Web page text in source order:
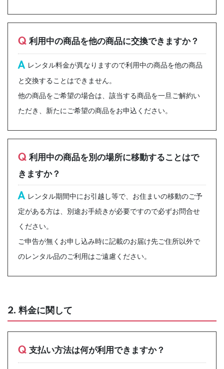
Q 利用中の商品を他の商品に交換できますか？
A レンタル料金が異なりますので利用中の商品を他の商品
と交換することはできません。
他の商品をご希望の場合は、該当する商品を一旦ご解約い
ただき、新たにご希望の商品をお申込ください。
Q 利用中の商品を別の場所に移動することはで
きますか？
A レンタル期間中にお引越し等で、お住まいの移動のご予
定がある方は、別途お手続きが必要ですので必ずお問合せ
ください。
ご申告が無くお申し込み時に記載のお届け先ご住所以外で
のレンタル品のご利用はご遠慮ください。
2. 料金に関して
Q 支払い方法は何が利用できますか？